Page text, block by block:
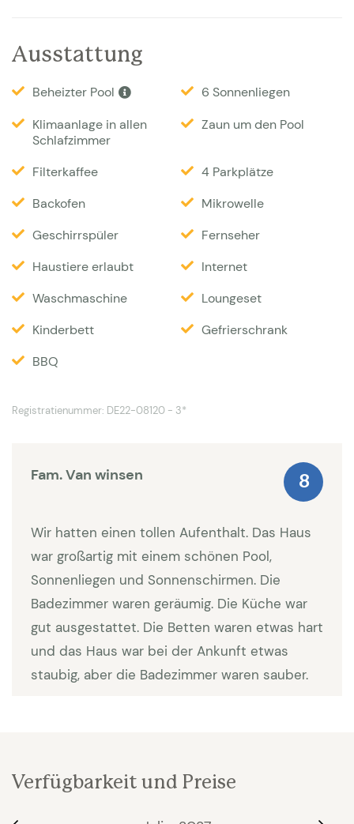
umgeben. Der sehr grosse, teilweise eingezäunte
Garten (2600m2) ist romantisch mit vielen Blumen
bepflanzt. Ein privater Pool (11 x 4), für die Sicherheit
Oktober beheizt (Temperatur wird auf 26 Grad
gestellt). Der Pool ist mit leichtem Salzwasser
befüllt was angenehmer ist als klassisches
Wasser). Eine Aussendusche ist ebenfalls
vorhanden. Ihnen stehen mehrere Terrassen mit
sonnigen und schattigen Plätzen zur Verfügung, BBQ
auch weitere Parkmöglichkeiten auf dem grossen
ist nur wenige Minuten vom Haus entfernt. Die
wunderschöne Route des Vignes, eine Fahrradtour
durch die Weinberge, beginnt direkt vor dem Haus.
Es gibt mehrere Weingüter und Restaurants in der
Umgebung, grosse und kleinere Supermärkte und
Geschäfte sowie hübsche Bauernmärkte sind
schnell erreichbar.
tausend Jahre alt und mit seinen schönen alten
weniger als einer Stunde erreichen. In einer eine
Ausstattung
Beheizter Pool
6 Sonnenliegen
Klimaanlage in allen
Schlafzimmer
Zaun um den Pool
Filterkaffee
4 Parkplätze
Backofen
Mikrowelle
Geschirrspüler
Fernseher
Haustiere erlaubt
Internet
Waschmaschine
Loungeset
Kinderbett
Gefrierschrank
BBQ
Registratienummer: DE22-08120 - 3*
Fam. Van winsen 8
Wir hatten einen tollen Aufenthalt. Das Haus
war großartig mit einem schönen Pool,
Sonnenliegen und Sonnenschirmen. Die
Badezimmer waren geräumig. Die Küche war
gut ausgestattet. Die Betten waren etwas hart
und das Haus war bei der Ankunft etwas
staubig, aber die Badezimmer waren sauber.
Verfügbarkeit und Preise